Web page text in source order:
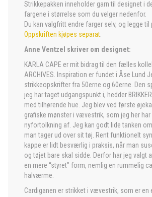
Strikkepakken inneholder garn til designet i
fargene i størrelse som du velger nedenfor.
Du kan valgfritt endre farger selv, og legge til
Oppskriften kjøpes separat
Anne Ventzel skriver om designet:
KARLA CAPE er mit bidrag til den fælles
ARCHIVES. Inspiration er fundet i Åse Lund
strikkeopskrifter fra 50erne og 60erne. Den
jeg har taget udgangspunkt i, hedder
med tilhørende hue. Jeg blev ved første
grafiske mønster i vævestrik, som jeg her har
nyfortolkning af. Jeg kan godt lide tanken
man tager ud over sit tøj. Rent funktionelt
kappe er lidt besværlig i praksis, når man
og tøjet bare skal sidde. Derfor har jeg valgt
en mere “styret” form, nemlig en rummelig
halværme.
Cardiganen er strikket i vævestrik, som er en